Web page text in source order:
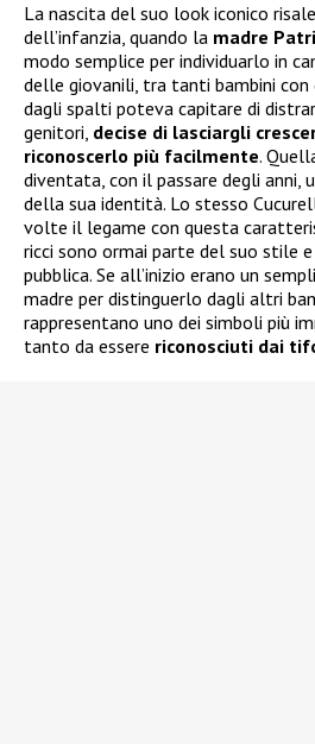
La nascita del suo look iconico
dell’infanzia, quando la madre
modo semplice per individuarlo in
delle giovanili, tra tanti bambini con
dagli spalti poteva capitare di
genitori, decise di lasciargli
riconoscerlo più facilmente.
diventata, con il passare degli anni,
della sua identità. Lo stesso
volte il legame con questa
ricci sono ormai parte del suo stile
pubblica. Se all’inizio erano un
madre per distinguerlo dagli altri
rappresentano uno dei simboli più
tanto da essere riconosciuti dai